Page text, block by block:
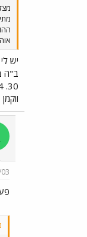
יש
ב"ה
ווקמן ב 250 ש"ח אז אני לא